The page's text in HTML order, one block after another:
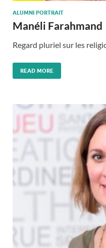
ALUMNI PORTRAIT
Manéli Farahmand
Regard pluriel sur les
READ MORE